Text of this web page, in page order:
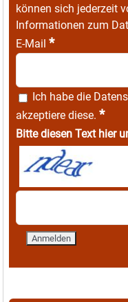
können sich jederzeit
Informationen zum
E-Mail *
Ich habe die
akzeptiere diese. *
Bitte diesen Text hier